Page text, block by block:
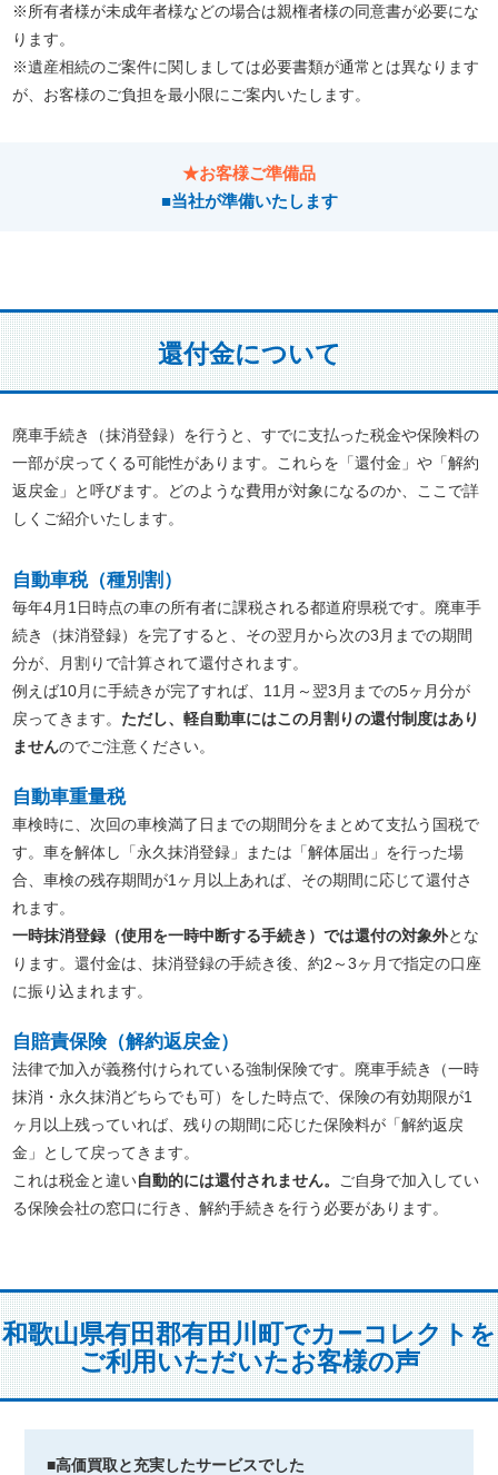
※所有者様が未成年者様などの場合は親権者様の同意書が必要にな
ります。
※遺産相続のご案件に関しましては必要書類が通常とは異なります
が、お客様のご負担を最小限にご案内いたします。
★お客様ご準備品
■当社が準備いたします
還付金について
廃車手続き（抹消登録）を行うと、すでに支払った税金や保険料の
一部が戻ってくる可能性があります。これらを「還付金」や「解約
返戻金」と呼びます。どのような費用が対象になるのか、ここで詳
しくご紹介いたします。
自動車税（種別割）
毎年4月1日時点の車の所有者に課税される都道府県税です。廃車手
続き（抹消登録）を完了すると、その翌月から次の3月までの期間
分が、月割りで計算されて還付されます。
例えば10月に手続きが完了すれば、11月～翌3月までの5ヶ月分が
戻ってきます。 ただし、軽自動車にはこの月割りの還付制度はあり
ませんのでご注意ください。
自動車重量税
車検時に、次回の車検満了日までの期間分をまとめて支払う国税で
す。車を解体し「永久抹消登録」または「解体届出」を行った場
合、車検の残存期間が1ヶ月以上あれば、その期間に応じて還付さ
れます。
一時抹消登録（使用を一時中断する手続き）では還付の対象外とな
ります。還付金は、抹消登録の手続き後、約2～3ヶ月で指定の口座
に振り込まれます。
自賠責保険（解約返戻金）
法律で加入が義務付けられている強制保険です。廃車手続き（一時
抹消・永久抹消どちらでも可）をした時点で、保険の有効期限が1
ヶ月以上残っていれば、残りの期間に応じた保険料が「解約返戻
金」として戻ってきます。
これは税金と違い自動的には還付されません。
ご自身で加入してい
る保険会社の窓口に行き、解約手続きを行う必要があります。
和歌山県有田郡有田川町でカーコレクトを
ご利用いただいたお客様の声
■高価買取と充実したサービスでした